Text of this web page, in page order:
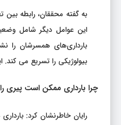
به گفته محققان، رابطه
این عوامل دیگر شامل
بارداری‌های همسرشان را
بیولوژیکی را تسریع می کند. این یافته ها در ۸ آوریل در مجموعه
چرا بارداری ممکن است پیری
رایان خاطرنشان کرد: